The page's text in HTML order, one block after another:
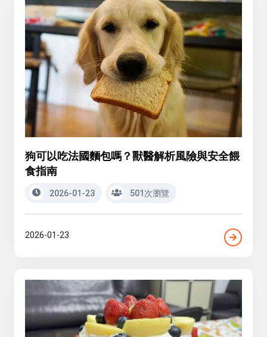
狗可以吃法國麵包嗎？獸醫解析風險與安全餵
食指南
2026-01-23 501次瀏覽
2026-01-23